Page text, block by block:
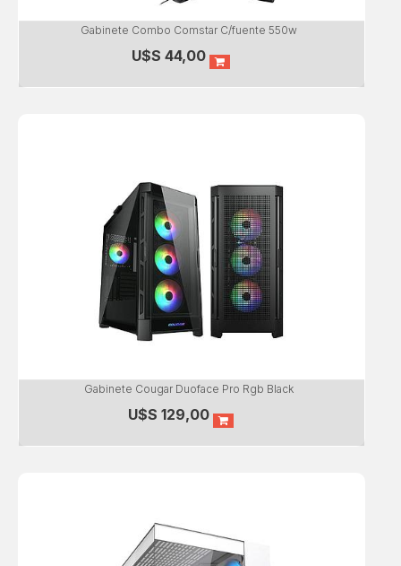
Gabinete Combo Comstar C/fuente 550w
U$S44,00
Gabinete Cougar Duoface Pro Rgb Black
U$S129,00